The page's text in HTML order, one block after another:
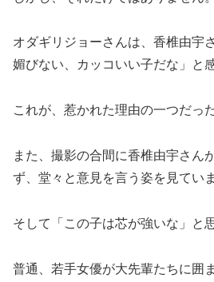
オダギリジョーさんは、香椎由宇
媚びない、カッコいい子だな」と
これが、惹かれた理由の一つだっ
また、撮影の合間に香椎由宇さん
ず、堂々と意見を言う姿を見てい
そして「この子は芯が強いな」と
普通、若手女優が大先輩たちに囲